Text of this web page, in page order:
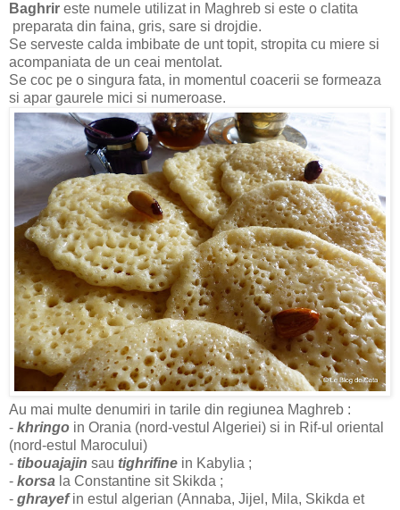
Baghrir este numele utilizat in Maghreb si este o clatita
preparata din faina, gris, sare si drojdie.
Se serveste calda imbibate de unt topit, stropita cu miere si
acompaniata de un ceai mentolat.
Se coc pe o singura fata, in momentul coacerii se formeaza
si apar gaurele mici si numeroase.
Au mai multe denumiri in tarile din regiunea Maghreb :
- khringo in Orania (nord-vestul Algeriei) si in Rif-ul oriental
(nord-estul Marocului)
- tibouajajin sau tighrifine in Kabylia ;
- korsa la Constantine sit Skikda ;
- ghrayefin estul algerian (Annaba, Jijel, Mila, Skikda et